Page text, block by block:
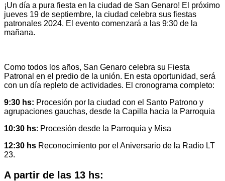
¡Un día a pura fiesta en la ciudad de San Genaro! El próximo
jueves 19 de septiembre, la ciudad celebra sus fiestas
patronales 2024. El evento comenzará a las 9:30 de la
mañana.
Como todos los años, San Genaro celebra su Fiesta
Patronal en el predio de la unión. En esta oportunidad, será
con un día repleto de actividades. El cronograma completo:
9:30 hs: Procesión por la ciudad con el Santo Patrono y
agrupaciones gauchas, desde la Capilla hacia la Parroquia
10:30 hs: Procesión desde la Parroquia y Misa
12:30 hs Reconocimiento por el Aniversario de la Radio LT
23.
A partir de las 13 hs: